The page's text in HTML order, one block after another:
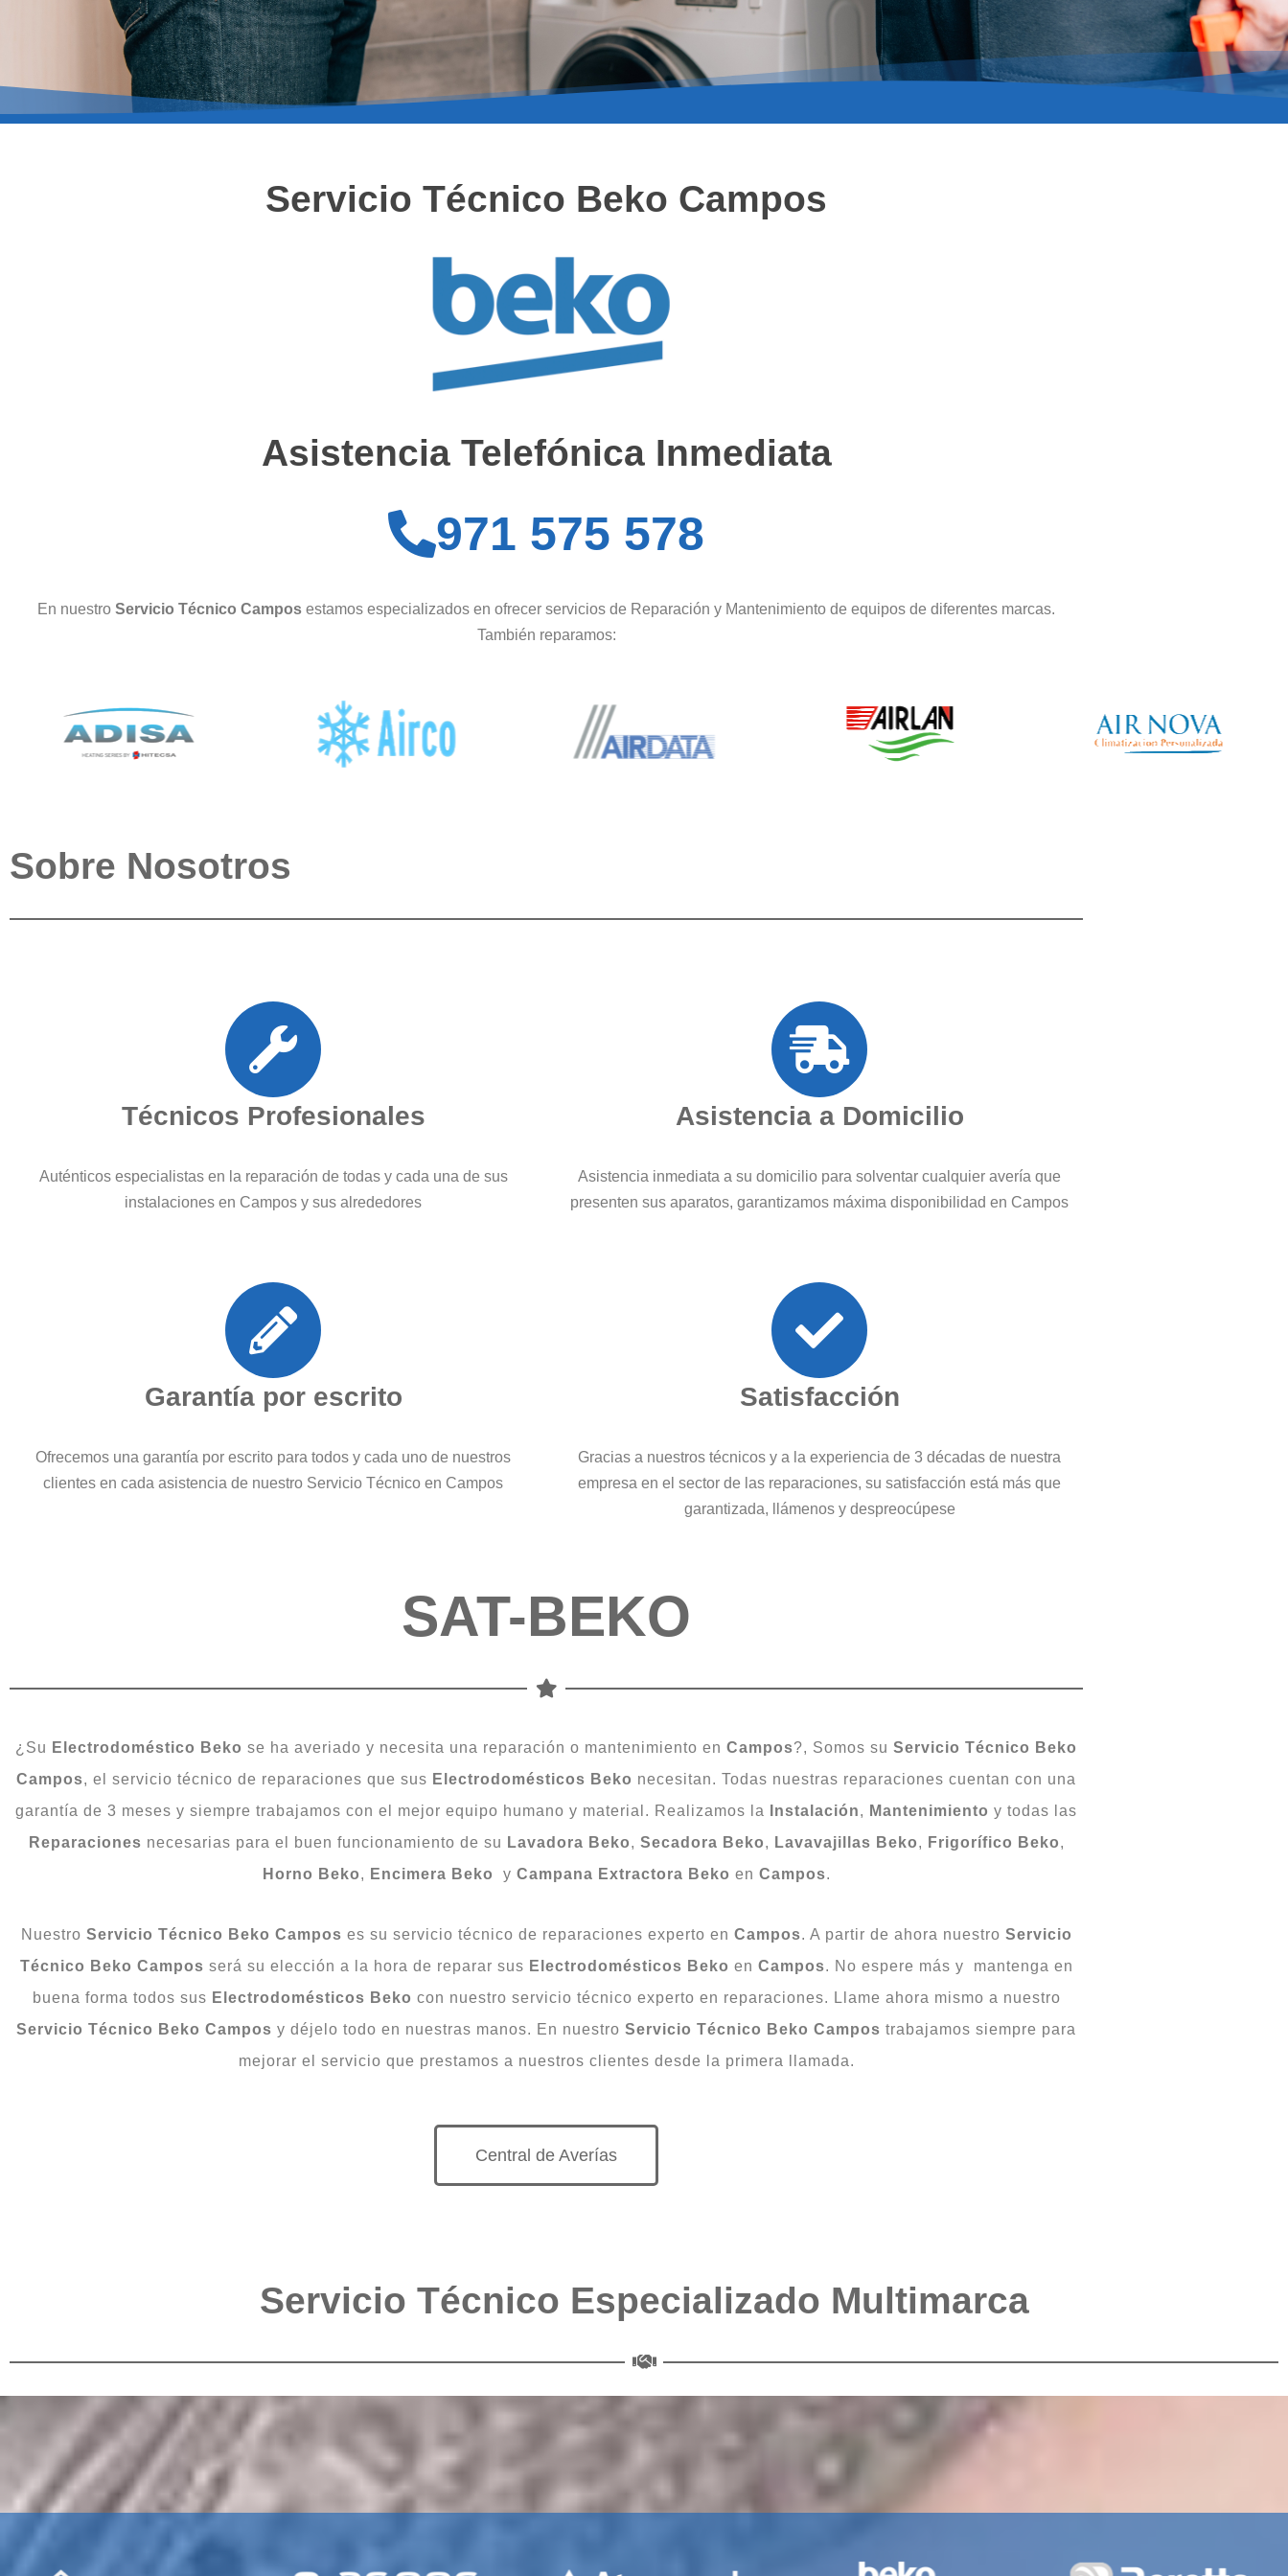
Servicio Técnico Beko Campos
Asistencia Telefónica Inmediata
971 575 578
En nuestro Servicio Técnico Campos estamos especializados en ofrecer servicios de Reparación y Mantenimiento de equipos de diferentes marcas.
También reparamos:
Sobre Nosotros
Técnicos Profesionales
Auténticos especialistas en la reparación de todas y cada una de sus
instalaciones en Campos y sus alrededores
Asistencia a Domicilio
Asistencia inmediata a su domicilio para solventar cualquier avería que
presenten sus aparatos, garantizamos máxima disponibilidad en Campos
Garantía por escrito
Ofrecemos una garantía por escrito para todos y cada uno de nuestros
clientes en cada asistencia de nuestro Servicio Técnico en Campos
Satisfacción
Gracias a nuestros técnicos y a la experiencia de 3 décadas de nuestra
empresa en el sector de las reparaciones, su satisfacción está más que
garantizada, llámenos y despreocúpese
SAT-BEKO
¿Su Electrodoméstico Beko se ha averiado y necesita una reparación o mantenimiento en Campos?, Somos su Servicio Técnico Beko
Campos, el servicio técnico de reparaciones que sus Electrodomésticos Beko necesitan. Todas nuestras reparaciones cuentan con una
garantía de 3 meses y siempre trabajamos con el mejor equipo humano y material. Realizamos la
Instalación, Mantenimiento y todas las
Reparaciones necesarias para el buen funcionamiento de su Lavadora Beko, Secadora Beko, Lavavajillas Beko, Frigorífico Beko,
Horno Beko, Encimera Beko y Campana Extractora Beko en Campos.
Nuestro Servicio Técnico Beko Campos es su servicio técnico de reparaciones experto en Campos. A partir de ahora nuestro Servicio
Técnico Beko Campos será su elección a la hora de reparar sus Electrodomésticos Beko en Campos. No espere más y mantenga en
buena forma todos sus Electrodomésticos Beko con nuestro servicio técnico experto en reparaciones. Llame ahora mismo a nuestro
Servicio Técnico Beko Campos y déjelo todo en nuestras manos. En nuestro Servicio Técnico Beko Campos trabajamos siempre para
mejorar el servicio que prestamos a nuestros clientes desde la primera llamada.
Central de Averías
Servicio Técnico Especializado Multimarca